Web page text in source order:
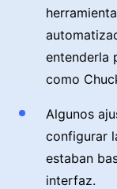
entenderla
como
Algunos
configurar
estaban
interfaz.